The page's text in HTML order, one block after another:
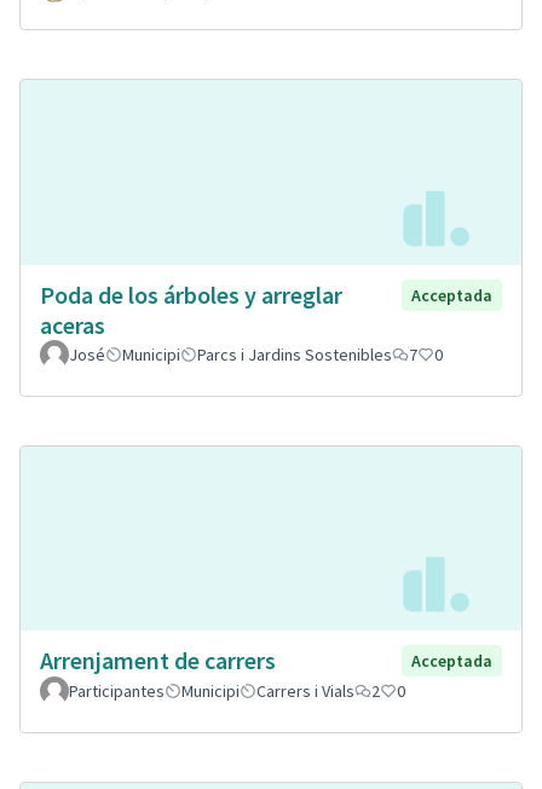
Poda de los árboles y arreglar
aceras
Acceptada
José Municipi Parcs i Jardins Sostenibles 7 0
Arrenjament de carrers
Acceptada
Participantes
Municipi Carrers i Vials 2 0